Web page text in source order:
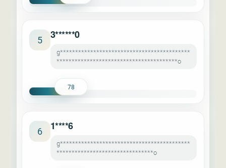
5 3******0
g*******************************************
****************************************o
78
6 1****6
g*******************************************
********************************o